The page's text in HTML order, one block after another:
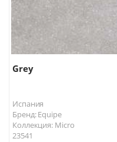
Grey
Испания
Бренд: Equipe
Коллекция: Micro
23541